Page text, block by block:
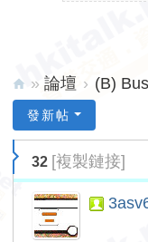
lk.
» 論壇 › (B)
發新帖
32 [複製鏈接]